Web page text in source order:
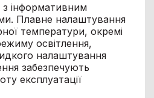
з інформативним
Плавне налаштування
температури, окремі
освітлення,
налаштування
забезпечують
експлуатації